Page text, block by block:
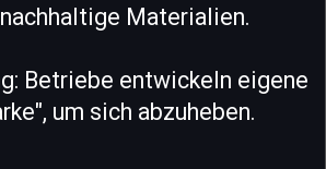
Materialien.
Betriebe entwickeln eigene
um sich abzuheben.